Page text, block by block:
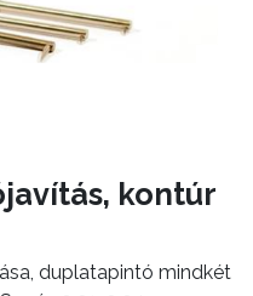
kontúr
duplatapintó mindkét